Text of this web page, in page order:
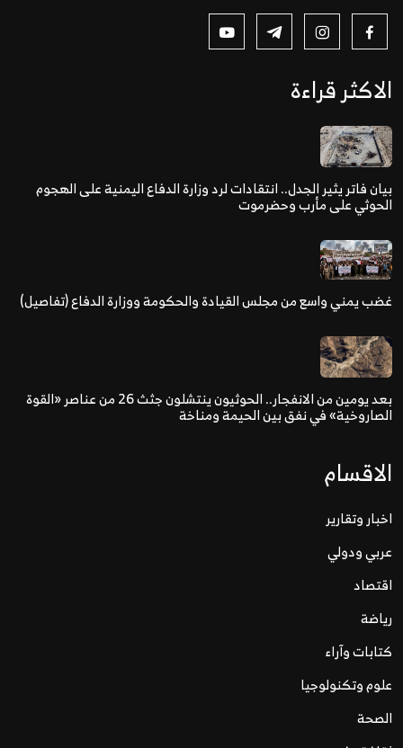
الاكثر قراءة
بيان فاتر يثير الجدل.. انتقادات لرد وزارة الدفاع اليمنية على الهجوم
الحوثي على مأرب وحضرموت
غضب يمني واسع من مجلس القيادة والحكومة ووزارة الدفاع (تفاصيل)
بعد يومين من الانفجار.. الحوثيون ينتشلون جثث 26 من عناصر «القوة
الصاروخية» في نفق بين الحيمة ومناخة
الاقسام
اخبار وتقارير
عربي ودولي
اقتصاد
رياضة
كتابات وآراء
علوم وتكنولوجيا
الصحة